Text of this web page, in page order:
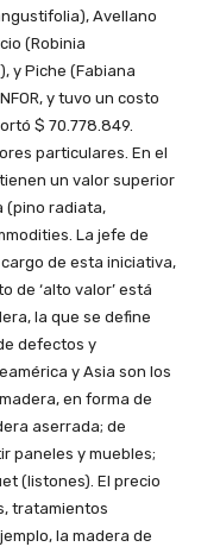
Avellano
(Robinia
y Piche (Fabiana
y tuvo un costo
$ 70.778.849.
particulares. En el
un valor superior
(pino radiata,
La jefe de
de esta iniciativa,
de ‘alto valor’ está
la que se define
defectos y
y Asia son los
en forma de
aserrada; de
paneles y muebles;
(listones). El precio
tratamientos
la madera de